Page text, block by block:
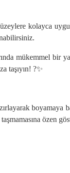
kolayca
mükemmel
taşıyın! ?✨
özen